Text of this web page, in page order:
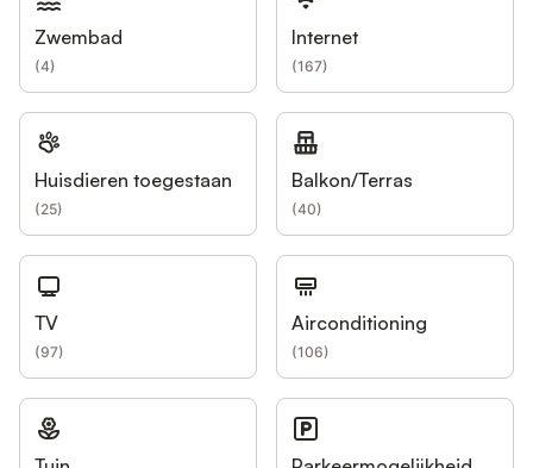
Zwembad
(4)
Internet
(167)
Huisdieren toegestaan
(25)
Balkon/Terras
(40)
TV
(97)
Airconditioning
(106)